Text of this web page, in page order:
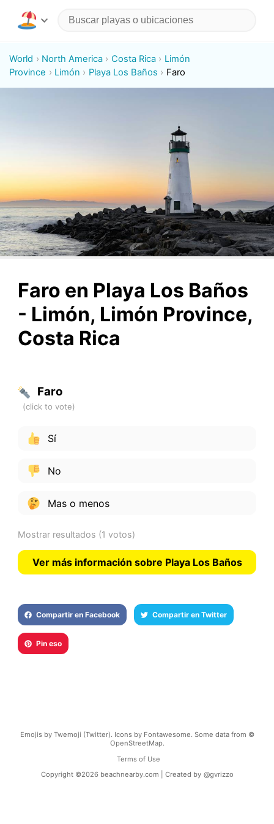
World North America Costa Rica
Limón
Province
Limón Playa Los Baños Faro
Faro en Playa Los Baños
- Limón, Limón Province,
Costa Rica
Faro
Sí
No
Mas o menos
Mostrar resultados (1 votos)
Ver más información sobre Playa Los Baños
Compartir en Facebook Compartir en Twitter
Pin eso
Emojis by Twemoji (Twitter). Icons by Fontawesome. Some data from ©
OpenStreetMap.
Terms of Use
Copyright ©2026 beachnearby.com | Created by @gvrizzo